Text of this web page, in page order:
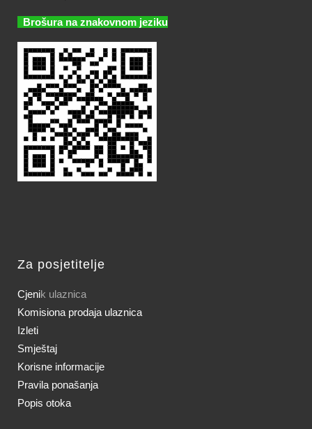
Brošura na znakovnom jeziku
Za posjetitelje
Cjenik ulaznica
Komisiona prodaja ulaznica
Izleti
Smještaj
Korisne informacije
Pravila ponašanja
Popis otoka